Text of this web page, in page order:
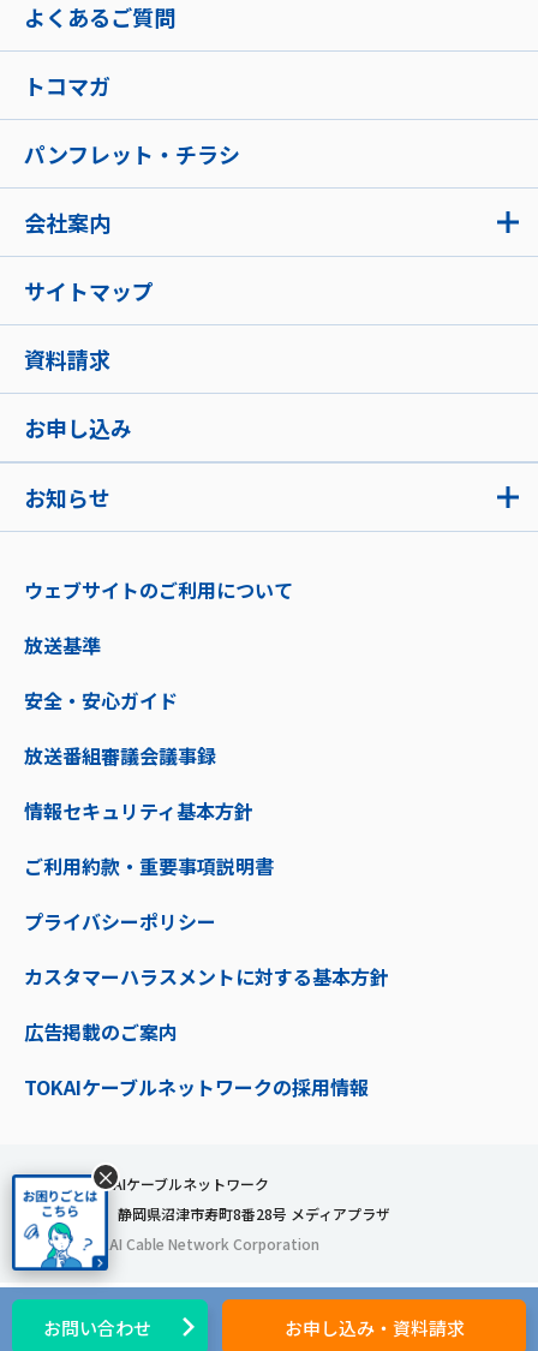
お知らせ
よくあるご質問
トコマガ
パンフレット・チラシ
会社案内
サイトマップ
資料請求
お申し込み
ウェブサイトのご利用について
放送基準
安全・安心ガイド
放送番組審議会議事録
情報セキュリティ基本方針
ご利用約款・重要事項説明書
プライバシーポリシー
カスタマーハラスメントに対する基本方針
広告掲載のご案内
TOKAIケーブルネットワークの採用情報
株式会社TOKAIケーブルネットワーク
〒410-0053 静岡県沼津市寿町8番28号 メディアプラザ
© 2024 TOKAI Cable Network Corporation
お問い合わせ お申し込み・資料請求
×